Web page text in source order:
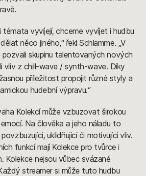
témata vyvíjejí, chceme vyvíjet i hudbu
něco jiného,“ řekl Schlamme. „V
pozvali skupinu talentovaných nových
vliv z chill-wave / synth-wave. Díky
příležitost propojit různé styly a
hudební výpravu.“
Kolekcí může vzbuzovat širokou
Na člověka a jeho náladu to
uklidňující či motivující vliv.
funkcí mají Kolekce pro tvůrce i
Kolekce nejsou vůbec svázané
streamer si může tuto hudbu